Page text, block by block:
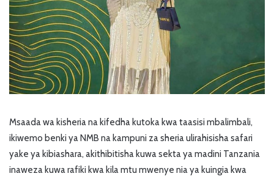
Msaada wa kisheria na kifedha kutoka kwa taasisi mbalimbali,
ikiwemo benki ya NMB na kampuni za sheria ulirahisisha safari
yake ya kibiashara, akithibitisha kuwa sekta ya madini Tanzania
inaweza kuwa rafiki kwa kila mtu mwenye nia ya kuingia kwa